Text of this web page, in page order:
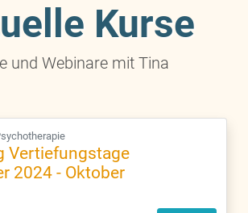
Kurse
und Webinare mit Tina
Vertiefungstage
2024 - Oktober